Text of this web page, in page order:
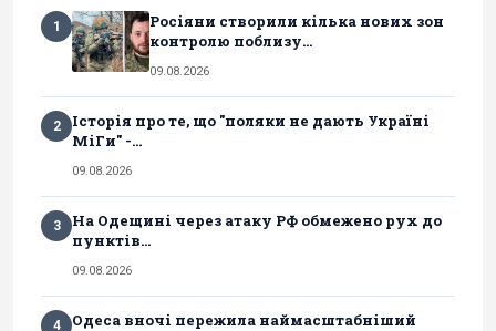
1
Росіяни створили кілька нових зон
контролю поблизу...
09.08.2026
2
Історія про те, що "поляки не дають Україні
МіГи" -...
09.08.2026
3
На Одещині через атаку РФ обмежено рух до
пунктів...
09.08.2026
4
Одеса вночі пережила наймасштабніший